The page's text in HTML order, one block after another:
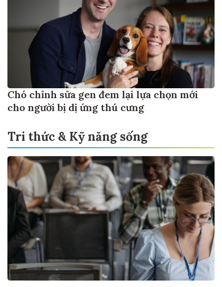
Chó chỉnh sửa gen đem lại lựa chọn mới
cho người bị dị ứng thú cưng
Tri thức & Kỹ năng sống